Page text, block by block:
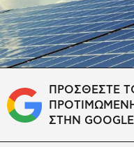
ΠΡΟΣΘΕΣΤΕ ΤΟ
ΣΤΗΝ GOOGLE